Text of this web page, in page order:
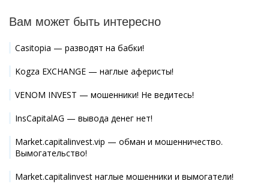
Вам может быть интересно
Casitopia — разводят на бабки!
Kogza EXCHANGE — наглые аферисты!
VENOM INVEST — мошенники! Не ведитесь!
InsCapitalAG — вывода денег нет!
Market.capitalinvest.vip — обман и мошенничество.
Вымогательство!
Market.capitalinvest наглые мошенники и вымогатели!